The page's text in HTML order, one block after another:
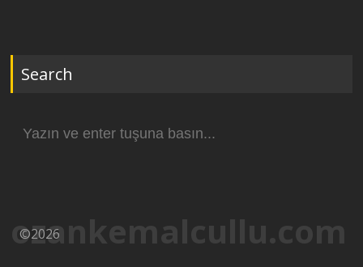
Search
yap:
ozankemalcullu.com
©2026